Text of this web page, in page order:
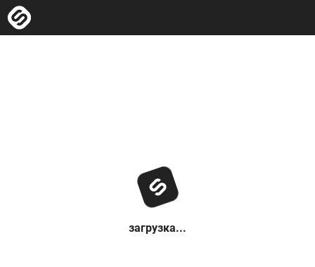
загрузка...